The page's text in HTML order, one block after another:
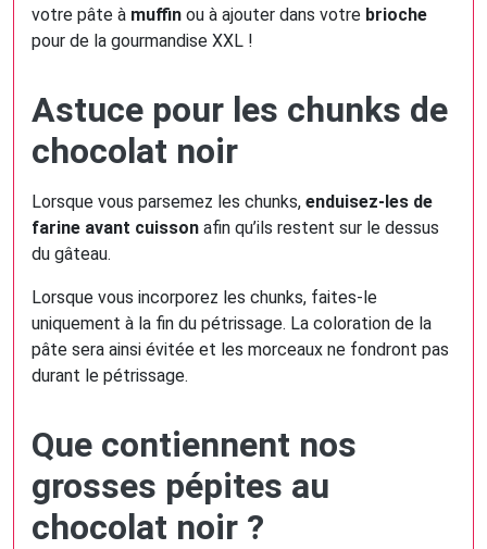
votre pâte à muffin ou à ajouter dans votre brioche
pour de la gourmandise XXL !
Astuce pour les chunks de
chocolat noir
Lorsque vous parsemez les chunks, enduisez-les de
farine avant cuisson afin qu’ils restent sur le dessus
du gâteau.
Lorsque vous incorporez les chunks, faites-le
uniquement à la fin du pétrissage. La coloration de la
pâte sera ainsi évitée et les morceaux ne fondront pas
durant le pétrissage.
Que contiennent nos
grosses pépites au
chocolat noir ?